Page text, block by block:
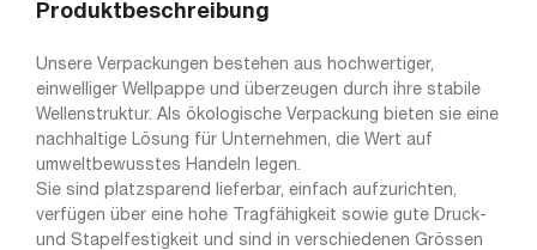
Produktbeschreibung
Unsere Verpackungen bestehen aus hochwertiger,
einwelliger Wellpappe und überzeugen durch ihre stabile
Wellenstruktur. Als ökologische Verpackung bieten sie eine
nachhaltige Lösung für Unternehmen, die Wert auf
umweltbewusstes Handeln legen.
Sie sind platzsparend lieferbar, einfach aufzurichten,
verfügen über eine hohe Tragfähigkeit sowie gute Druck-
und Stapelfestigkeit und sind in verschiedenen Grössen